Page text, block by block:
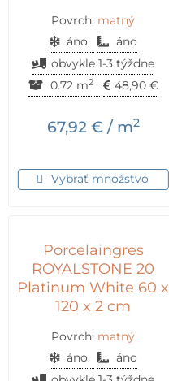
Povrch: matný
áno
áno
obvykle 1-3 týždne
0.72 m2 48,90 €
67,92 €/ m2
Vybrať množstvo
Porcelaingres
ROYALSTONE 20
Platinum White 60 x
120 x 2 cm
Povrch: matný
áno
áno